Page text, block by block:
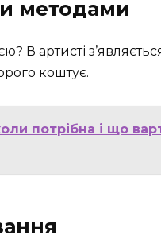
методами
В артисті
коштує.
потрібна і що